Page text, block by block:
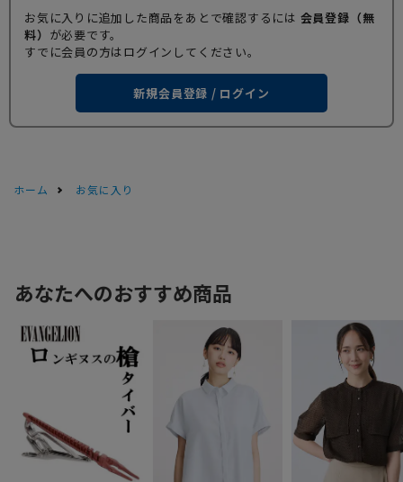
お気に入りに追加した商品をあとで確認するには 会員登録（無
料） が必要です。
すでに会員の方はログインしてください。
新規会員登録 / ログイン
ホーム お気に入り